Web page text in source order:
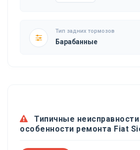
Тип задних тормозов
Барабанные
Типичные
особенности ремонта Fiat